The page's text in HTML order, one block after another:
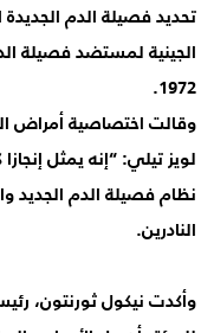
1972.
وقالت اختصاصية أمراض
لويز تيلي: “إنه يمثل
نظام فصيلة الدم الجديد
النادرين.
وأكدت نيكول ثورنتون،